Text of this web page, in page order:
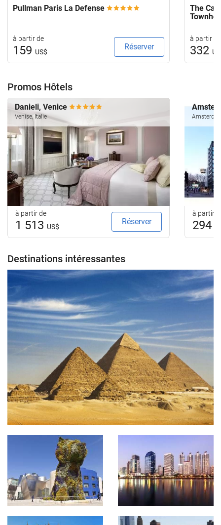
Pullman Paris La Defense
à partir de
159 US$
Réserver
The
à partir de
332
Promos Hôtels
Danieli, Venice
Venise, Italie
à partir de
1 513 US$
Réserver
à partir
294
Destinations intéressantes